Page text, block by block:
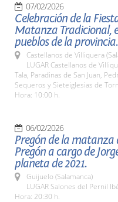
07/02/2026
Celebración de la
Matanza Tradicional,
pueblos de la provincia.
Castellanos de Villiquera
LUGAR Castellanos de
Tala, Paradinas de San Juan,
Sequeros y Sieteiglesias de
Hora: 10:00 h.
06/02/2026
Pregón de la matanza
Pregón a cargo de
planeta de 2021.
Guijuelo (Salamanca)
LUGAR Salones del Pernil
Hora: 20:30 h.